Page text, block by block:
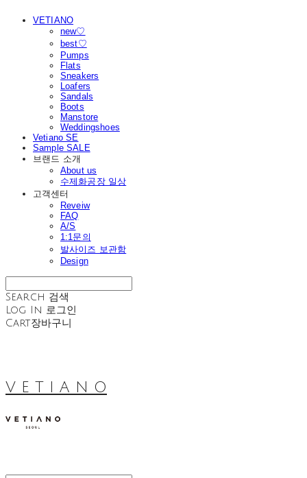
VETIANO
new♡
best♡
Pumps
Flats
Sneakers
Loafers
Sandals
Boots
Manstore
Weddingshoes
Vetiano SE
Sample SALE
브랜드 소개
About us
수제화공장 일상
고객센터
Reveiw
FAQ
A/S
1:1문의
발사이즈 보관함
Design
Search 검색
Log In 로그인
Cart장바구니
V E T I A N O